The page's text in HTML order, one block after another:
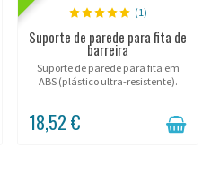
(1)
Suporte de parede para fita de
barreira
Suporte de parede para fita em
ABS (plástico ultra-resistente).
18,52 €